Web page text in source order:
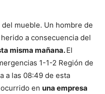
mueble. Un hombre de
a consecuencia del
misma mañana.El
1-1-2 Región de
a las 08:49 de esta
en una empresa